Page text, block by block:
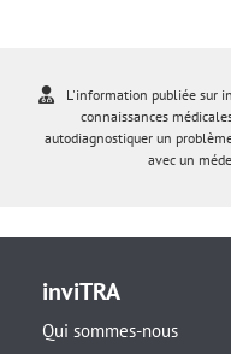
L'information publiée sur
connaissances
autodiagnostiquer un
avec un
inviTRA
Qui sommes-nous